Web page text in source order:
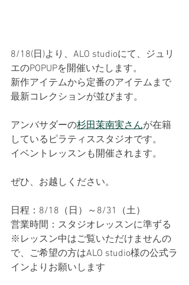
8/18(日)より、ALO studioにて、ジュリ
エのPOPUPを開催いたします。
新作アイテムから定番のアイテムまで
最新コレクションが並びます。
アンバサダーの杉田茉南実さんが在籍
しているピラティススタジオです。
イベントレッスンも開催されます。
ぜひ、お越しください。
日程：8/18（日）～8/31（土）
営業時間：スタジオレッスンに準ずる
※レッスン中はご覧いただけませんの
で、ご希望の方はALO studio様の公式ラ
インよりお願いします